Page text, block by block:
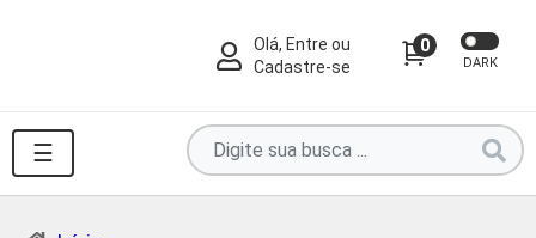
Olá, Entre ou
Cadastre-se
0
DARK
☰
Pesquise
por
produtos